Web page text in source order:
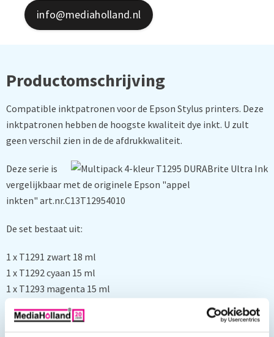
info@mediaholland.nl
Productomschrijving
Compatible inktpatronen voor de Epson Stylus printers. Deze
inktpatronen hebben de hoogste kwaliteit dye inkt. U zult
geen verschil zien in de de afdrukkwaliteit.
Deze serie is
vergelijkbaar met de originele Epson "appel
inkten" art.nr.C13T12954010
De set bestaat uit:
1 x T1291 zwart 18 ml
1 x T1292 cyaan 15 ml
1 x T1293 magenta 15 ml
1 x T1294 geel 15 ml